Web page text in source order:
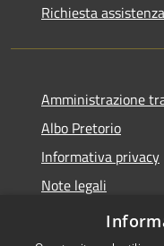
Richiesta assistenza
Amministrazione
Albo Pretorio
Informativa privacy
Note legali
Dichiarazione di